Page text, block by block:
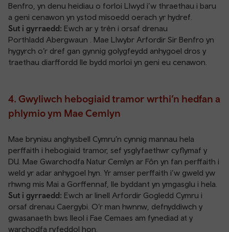
Benfro, yn denu heidiau o forloi Llwyd i’w thraethau i baru
a geni cenawon yn ystod misoedd oerach yr hydref.
Sut i gyrraedd: Ewch ar y trên i orsaf drenau
Porthladd Abergwaun . Mae Llwybr Arfordir Sir Benfro yn
hygyrch o’r dref gan gynnig golygfeydd anhygoel dros y
traethau diarffordd lle bydd morloi yn geni eu cenawon.
4. Gwyliwch hebogiaid tramor wrthi’n hedfan a
phlymio ym Mae Cemlyn
Mae bryniau anghysbell Cymru’n cynnig mannau hela
perffaith i hebogiaid tramor, sef ysglyfaethwr cyflymaf y
DU. Mae Gwarchodfa Natur Cemlyn ar Fôn yn fan perffaith i
weld yr adar anhygoel hyn. Yr amser perffaith i’w gweld yw
rhwng mis Mai a Gorffennaf, lle byddant yn ymgasglu i hela.
Sut i gyrraedd: Ewch ar linell Arfordir Gogledd Cymru i
orsaf drenau Caergybi . O’r man hwnnw, defnyddiwch y
gwasanaeth bws lleol i Fae Cemaes am fynediad at y
warchodfa ryfeddol hon.